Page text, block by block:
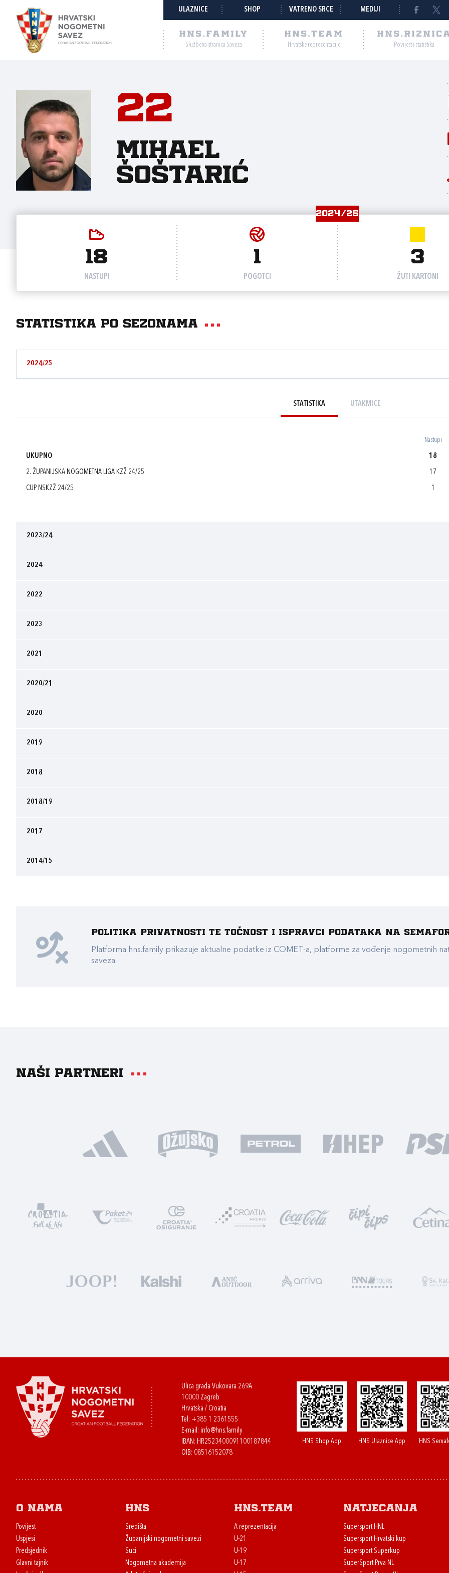
ULAZNICE SHOP VATRENO SRCE MEDIJI
HNS.FAMILY
Službena stranica Saveza
HNS.TEAM
Hrvatske reprezentacije Povijest i statistika
22
Mihael
Šoštarić
2024/25
18
NASTUPI
1
POGOTCI
3
ŽUTI KARTONI
Statistika po sezonama
2024/25
STATISTIKA UTAKMICE
Nastupi
UKUPNO 18
2. ŽUPANIJSKA NOGOMETNA LIGA KZŽ 24/25 17
CUP NSKZŽ 24/25 1
2023/24
2024
2022
2023
2021
2020/21
2020
2019
2018
2018/19
2017
2014/15
Politika privatnosti te točnost i ispravci podataka na
Platforma hns.family prikazuje aktualne podatke iz COMET-a, platforme za vođenje nogometnih
saveza.
Naši partneri
Ulica grada Vukovara 269A
10000 Zagreb
Hrvatska / Croatia
Tel: +385 1 2361555
E-mail: info@hns.family
IBAN: HR2523400091100187844
OIB: 08516152078
HNS Shop App HNS Ulaznice App HNS
O nama
Povijest
Uspjesi
Predsjednik
Glavni tajnik
HNS
Središta
Županijski nogometni savezi
Suci
Nogometna akademija
HNS.team
A reprezentacija
U-21
U-19
U-17
Natjecanja
Supersport HNL
Supersport Hrvatski kup
Supersport Superkup
SuperSport Prva NL